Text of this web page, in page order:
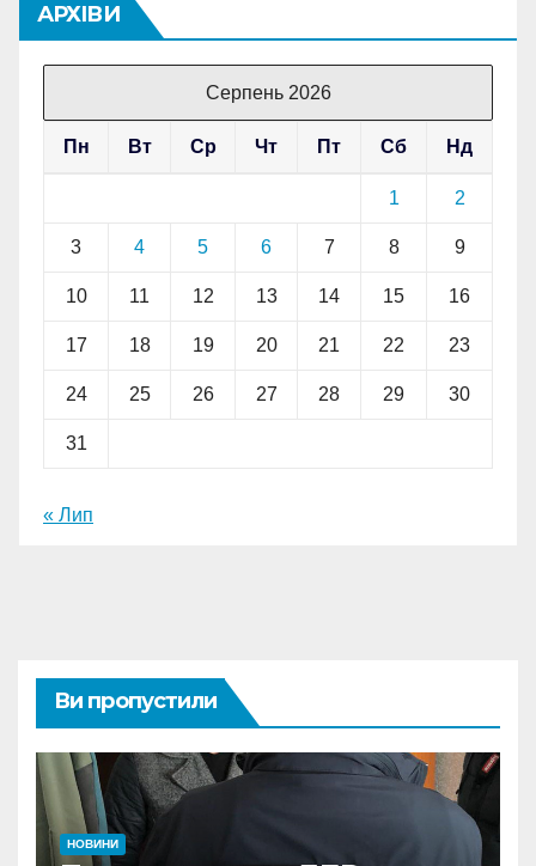
АРХІВИ
Серпень 2026
Пн Вт Ср Чт Пт Сб Нд
1 2
3 4 5 6 7 8 9
10 11 12 13 14 15 16
17 18 19 20 21 22 23
24 25 26 27 28 29 30
31
« Лип
Ви пропустили
НОВИНИ